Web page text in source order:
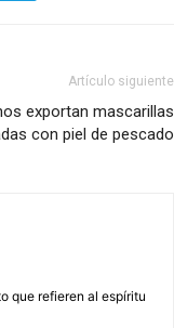
Artículo siguiente
exportan mascarillas
con piel de pescado
que refieren al espíritu